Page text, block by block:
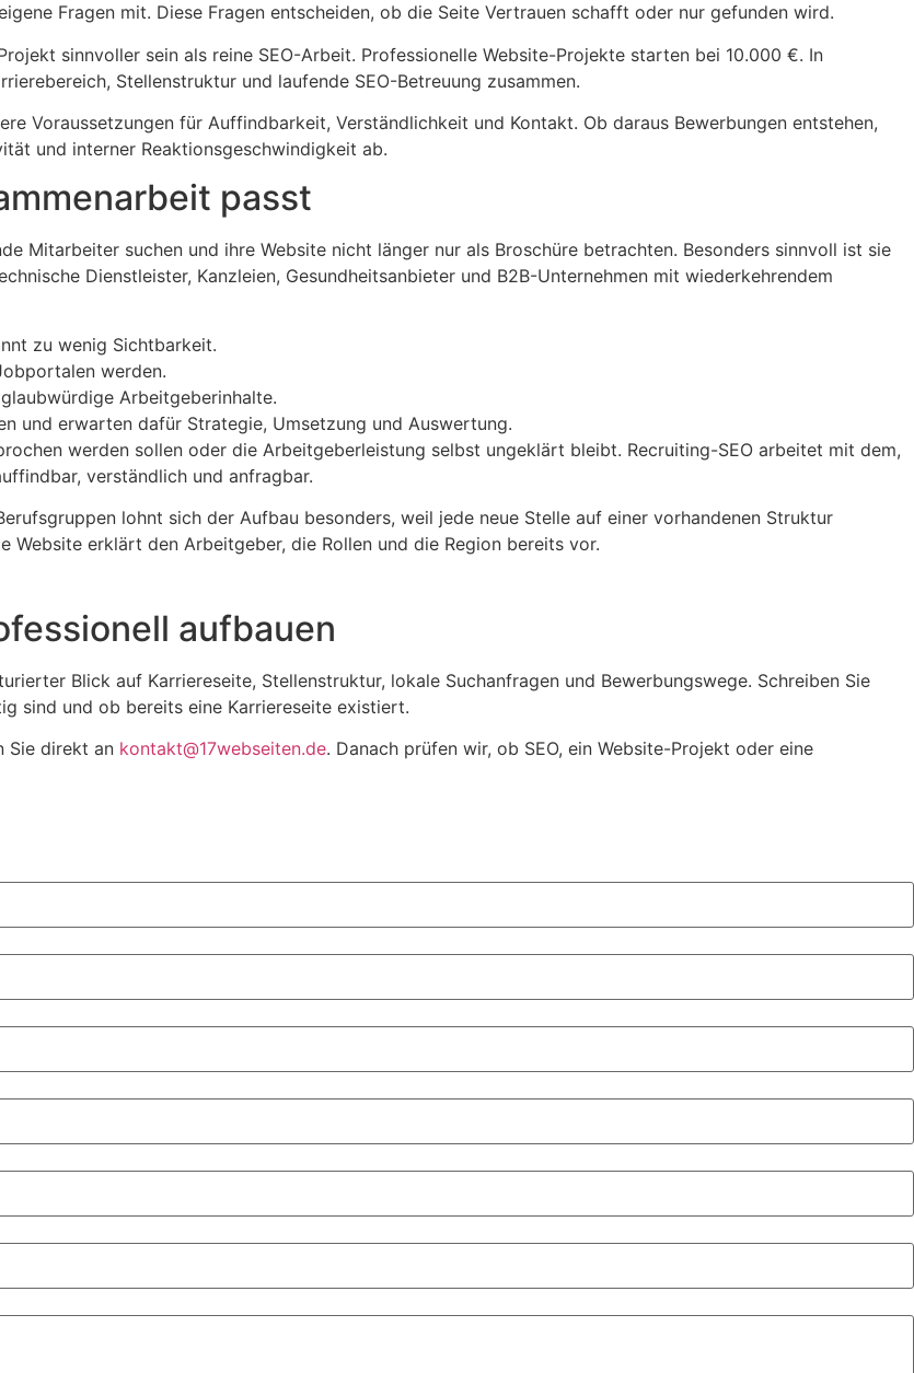
Fragen mit. Diese Fragen entscheiden, ob die Seite Vertrauen schafft oder nur gefunden wird.
sinnvoller sein als reine SEO-Arbeit. Professionelle Website-Projekte starten bei 10.000 €. In
Stellenstruktur und laufende SEO-Betreuung zusammen.
Voraussetzungen für Auffindbarkeit, Verständlichkeit und Kontakt. Ob daraus Bewerbungen entstehen,
und interner Reaktionsgeschwindigkeit ab.
passt
Mitarbeiter suchen und ihre Website nicht länger nur als Broschüre betrachten. Besonders sinnvoll ist sie
Dienstleister, Kanzleien, Gesundheitsanbieter und B2B-Unternehmen mit wiederkehrendem
zu wenig Sichtbarkeit.
werden.
Arbeitgeberinhalte.
und erwarten dafür Strategie, Umsetzung und Auswertung.
werden sollen oder die Arbeitgeberleistung selbst ungeklärt bleibt. Recruiting-SEO arbeitet mit dem,
verständlich und anfragbar.
lohnt sich der Aufbau besonders, weil jede neue Stelle auf einer vorhandenen Struktur
Website erklärt den Arbeitgeber, die Rollen und die Region bereits vor.
aufbauen
Blick auf Karriereseite, Stellenstruktur, lokale Suchanfragen und Bewerbungswege. Schreiben Sie
sind und ob bereits eine Karriereseite existiert.
Sie direkt an kontakt@17webseiten.de. Danach prüfen wir, ob SEO, ein Website-Projekt oder eine